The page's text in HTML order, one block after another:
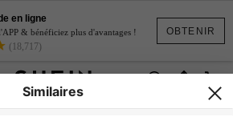
OBTENIR
en ligne
& bénéficiez plus d'avantages !
(18,717)
Similaires